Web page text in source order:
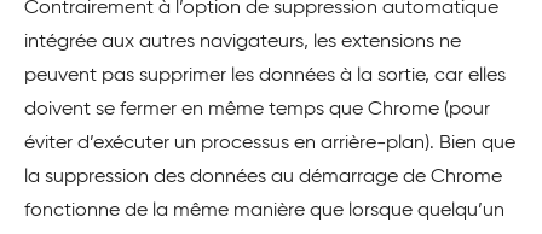
Contrairement à l’option de suppression automatique
intégrée aux autres navigateurs, les extensions ne
peuvent pas supprimer les données à la sortie, car elles
doivent se fermer en même temps que Chrome (pour
éviter d’exécuter un processus en arrière-plan). Bien que
la suppression des données au démarrage de Chrome
fonctionne de la même manière que lorsque quelqu’un